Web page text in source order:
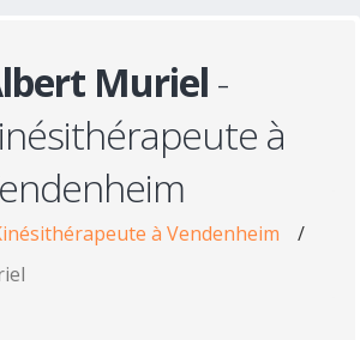
Muriel -
à
à Vendenheim
/